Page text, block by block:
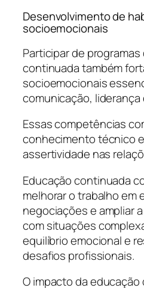
Desenvolvimento de
socioemocionais
Participar de
continuada também
socioemocionais
comunicação, liderança
Essas competências
conhecimento técnico
assertividade nas
Educação continuada
melhorar o trabalho em
negociações e ampliar
com situações
equilíbrio emocional e
desafios profissionais.
O impacto da